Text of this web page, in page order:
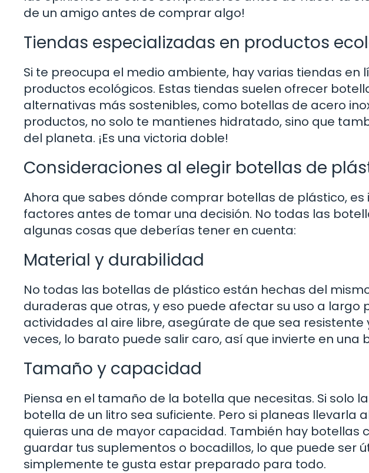
de un amigo antes de comprar algo!
Tiendas especializadas en productos
Si te preocupa el medio ambiente, hay varias tiendas en
productos ecológicos. Estas tiendas suelen ofrecer
alternativas más sostenibles, como botellas de acero
productos, no solo te mantienes hidratado, sino que
del planeta. ¡Es una victoria doble!
Consideraciones al elegir botellas de
Ahora que sabes dónde comprar botellas de plástico,
factores antes de tomar una decisión. No todas las
algunas cosas que deberías tener en cuenta:
Material y durabilidad
No todas las botellas de plástico están hechas del
duraderas que otras, y eso puede afectar su uso a largo
actividades al aire libre, asegúrate de que sea resistente
veces, lo barato puede salir caro, así que invierte en una
Tamaño y capacidad
Piensa en el tamaño de la botella que necesitas. Si solo
botella de un litro sea suficiente. Pero si planeas llevarla
quieras una de mayor capacidad. También hay botellas
guardar tus suplementos o bocadillos, lo que puede ser
simplemente te gusta estar preparado para todo.